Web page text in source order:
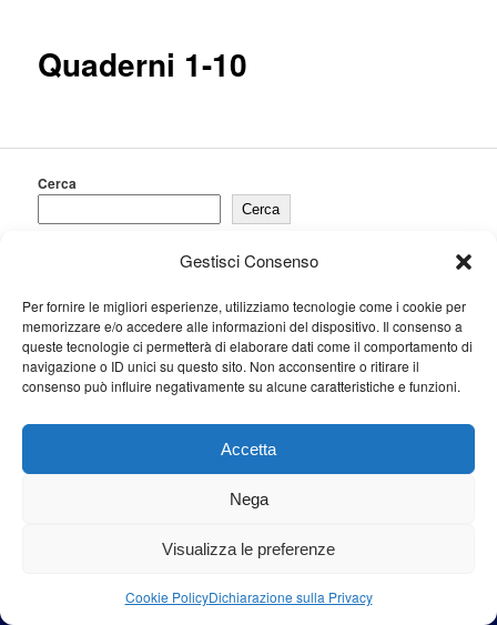
Gestisci Consenso
Per fornire le migliori esperienze, utilizziamo tecnologie come i cookie per
memorizzare e/o accedere alle informazioni del dispositivo. Il consenso a
queste tecnologie ci permetterà di elaborare dati come il comportamento di
navigazione o ID unici su questo sito. Non acconsentire o ritirare il
consenso può influire negativamente su alcune caratteristiche e funzioni.
Accetta
Nega
Visualizza le preferenze
Cookie PolicyDichiarazione sulla Privacy
Quaderni 1-10
Cerca
Cerca
Proudly powered by WordPress